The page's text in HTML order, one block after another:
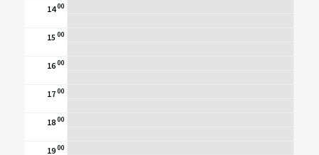
1400
15 00
1600
1700
1800
1900